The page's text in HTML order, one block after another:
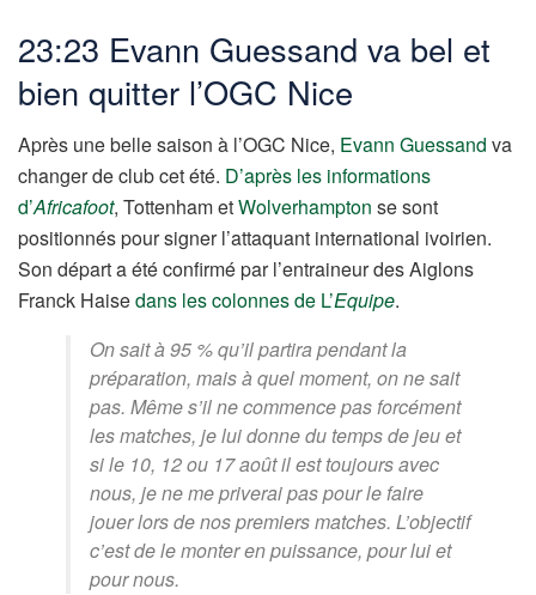
23:23 Evann Guessand va bel et
bien quitter l’OGC Nice
Après une belle saison à l’OGC Nice, Evann Guessand va
changer de club cet été. D’après les informations
d’Africafoot, Tottenham etWolverhampton se sont
positionnés pour signer l’attaquant international ivoirien.
Son départ a été confirmé par l’entraineur des Aiglons
Franck Haisedans les colonnes de L’Equipe.
On sait à 95 % qu’il partira pendant la
préparation, mais à quel moment, on ne sait
pas. Même s’il ne commence pas forcément
les matches, je lui donne du temps de jeu et
si le 10, 12 ou 17 août il est toujours avec
nous, je ne me priverai pas pour le faire
jouer lors de nos premiers matches. L’objectif
c’est de le monter en puissance, pour lui et
pour nous.